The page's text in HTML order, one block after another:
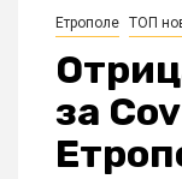
Етрополе ТОП
за